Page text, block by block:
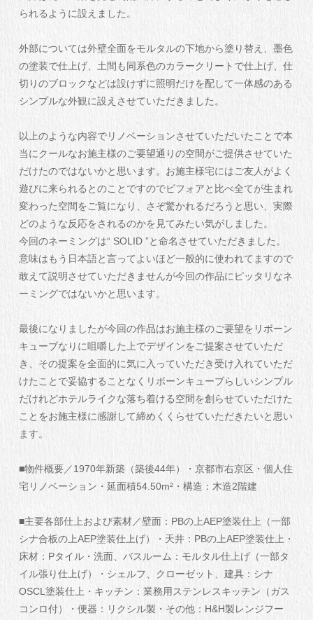
られるように設えました。
外部については外壁全面をモルタルの下地から塗り替え、墨色
の塗装で仕上げ、土間も同系色のカラークリートで仕上げ、仕
切りのブロックなどは設けずに照明だけを配して一体感のある
シンプルな外観に設えさせていただきました。
以上のような内容でリノベーションさせていただいたことで本
当にクールなお施主様のご要望通りの空間がご提供させていた
だけたのではないかと思います。お施主様宅にはご友人がよく
遊びに来られるとのことですのでビフォアと比べ全てが生まれ
変わった空間をご覧になり、さぞ驚かれるだろうと思い、実際
どのような反応をされるのかを見てみたい気がしました。
今回のネーミングは“ SOLID ”と命名させていただきました。
意味はもう日本語と言ってよいほど一般的に使われてますので
敢えて説明させていただきませんが今回の作品にピッタリなネ
ーミングではないかと思います。
最後になりましたが今回の作品はお施主様のご要望をリボーン
キューブなりに咀嚼した上でデザインをご提案させていただ
き、その提案を全面的に気に入っていただき受け入れていただ
けたことで妥協することなくリボーンキューブらしいシンプル
だけれどホテルライクな落ち着ける空間を創らせていただけた
ことをお施主様に感謝して締めくくらせていただきたいと思い
ます。
■物件概要／1970年新築（築後44年）・京都市右京区・個人住
宅リノベーション・延面積54.50m²・構造：木造2階建
■主要各部仕上および素材／壁面：PBの上AEP塗装仕上（一部
シナ合板の上AEP塗装仕上げ）・天井：PBの上AEP塗装仕上・
床材：Pタイル・洗面、バスルーム：モルタル仕上げ（一部タ
イル張り仕上げ）・シェルフ、クローゼット、建具：シナ
OSCL塗装仕上・キッチン：業務用ステンレスキッチン（ガス
コンロ付）・便器：リクシル製・その他：H&H製レンジフー